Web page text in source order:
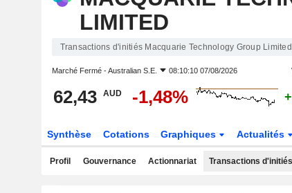
LIMITED
Transactions d'initiés Macquarie Technology Group Limited
Marché Fermé -Australian S.E. 08:10:10 07/08/2026
62,43 AUD -1,48%
Synthèse Cotations Graphiques Actualités
Profil Gouvernance Actionnariat Transactions d'initiés